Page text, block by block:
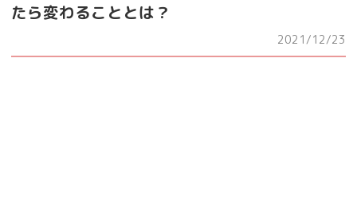
たら変わることとは？
2021/12/23